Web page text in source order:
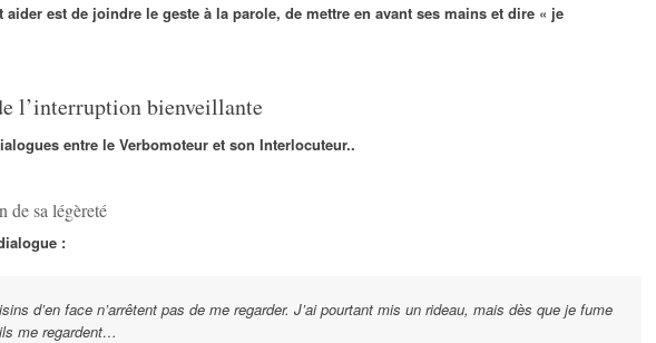
est de joindre le geste à la parole, de mettre en avant ses mains et dire « je
l’interruption bienveillante
entre le Verbomoteur et son Interlocuteur..
de sa légèreté
:
d’en face n’arrêtent pas de me regarder. J’ai pourtant mis un rideau, mais dès que je fume
me regardent…